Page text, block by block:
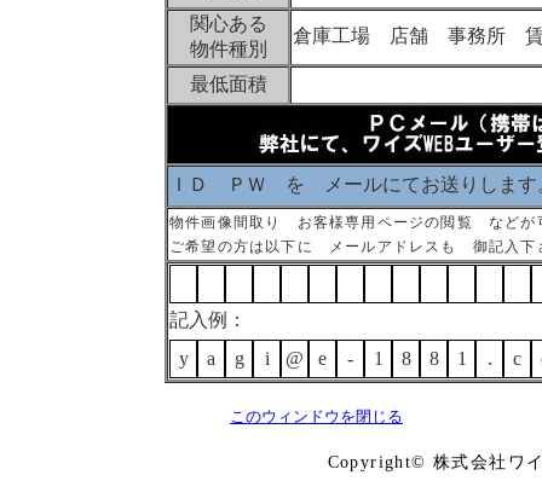
関心ある
物件種別
倉庫工場 店舗 事務所
最低面積
ＩＤ ＰＷ を メールにてお送りします
物件画像間取り お客様専用ページの閲覧 などが
ご希望の方は以下に メールアドレスも 御記入下
記入例：
y
a g i @ e - 1 8 8 1 . c
このウィンドウを閉じる
Copyright© 株式会社ワ